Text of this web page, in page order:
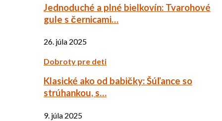
Jednoduché a plné bielkovín: Tvarohové
gule s černicami…
26. júla 2025
Dobroty pre deti
Klasické ako od babičky: Šúľance so
strúhankou, s…
9. júla 2025